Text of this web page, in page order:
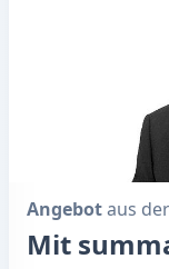
Angebotaus
Mit